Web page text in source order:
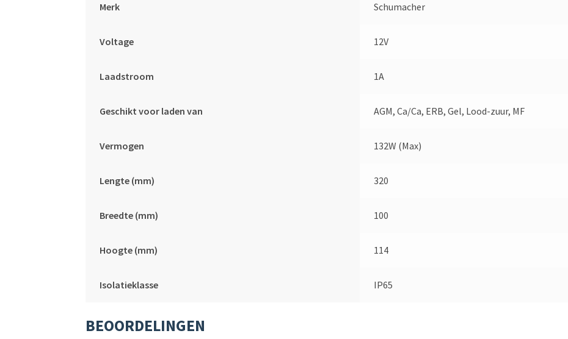
Merk Schumacher
Voltage 12V
Laadstroom 1A
Geschikt voor laden van AGM, Ca/Ca, ERB, Gel, Lood-zuur, MF
Vermogen 132W (Max)
Lengte (mm) 320
Breedte (mm) 100
Hoogte (mm) 114
Isolatieklasse IP65
BEOORDELINGEN